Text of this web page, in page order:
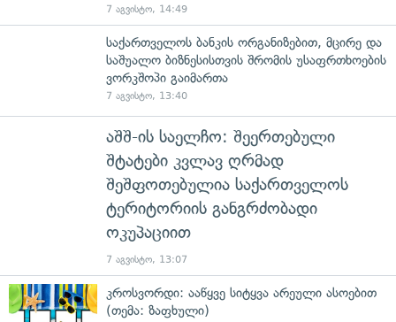
7 აგვისტო, 14:49
საქართველოს ბანკის ორგანიზებით, მცირე და
საშუალო ბიზნესისთვის შრომის უსაფრთხოების
ვორკშოპი გაიმართა
7 აგვისტო, 13:40
აშშ-ის საელჩო: შეერთებული
შტატები კვლავ ღრმად
შეშფოთებულია საქართველოს
ტერიტორიის განგრძობადი
ოკუპაციით
7 აგვისტო, 13:07
კროსვორდი: ააწყვე სიტყვა არეული ასოებით
(თემა: ზაფხული)